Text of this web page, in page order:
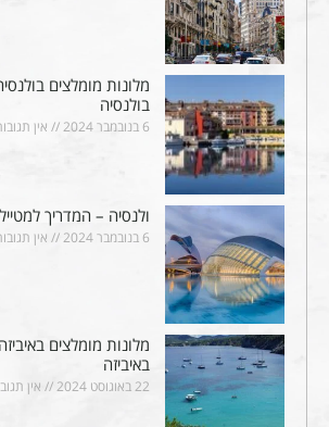
מלונות מומלצים
בולנסיה
6 בנובמבר 2024 אין
ולנסיה – המדריך למטייל
6 בנובמבר 2024 אין
מלונות מומלצים
באיביזה
22 באוגוסט 2024 אין